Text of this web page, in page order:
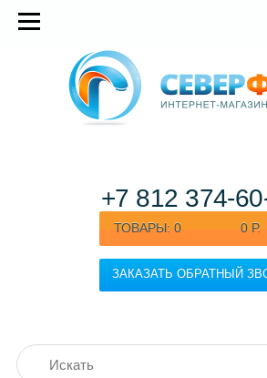
ТОВАРЫ: 0 0 Р.
ЗАКАЗАТЬ ОБРАТНЫЙ
+7 812 374-